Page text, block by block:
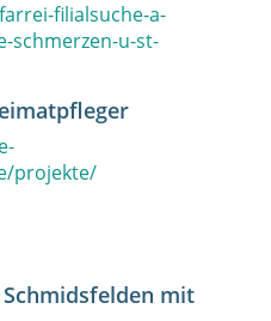
filialsuche-a-
schmerzen-u-st-
projekte/
mit